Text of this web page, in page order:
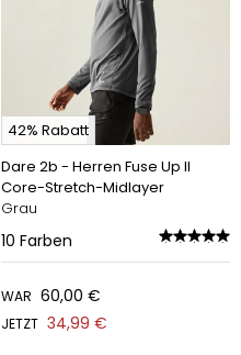
42% Rabatt
Dare 2b - Herren Fuse Up II
Core-Stretch-Midlayer
Grau
10 Farben
WAR 60,00 €
JETZT 34,99 €